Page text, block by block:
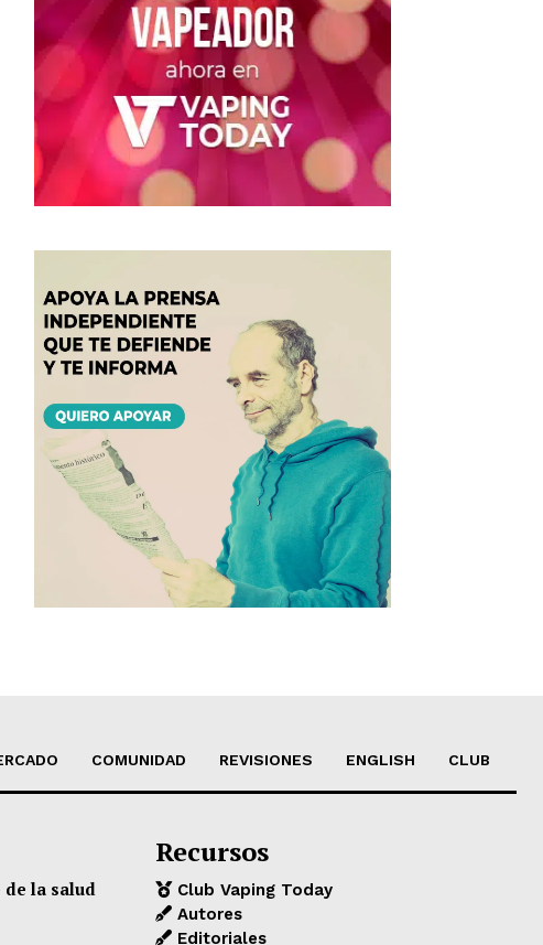
COMUNIDAD REVISIONES ENGLISH CLUB
de la salud
Recursos
Club Vaping Today
Autores
Editoriales